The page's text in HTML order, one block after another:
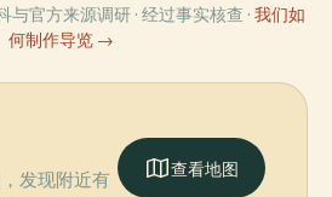
官方来源调研 · 经过事实核查 · 我们如
何制作导览 →
发现附近有
查看地图